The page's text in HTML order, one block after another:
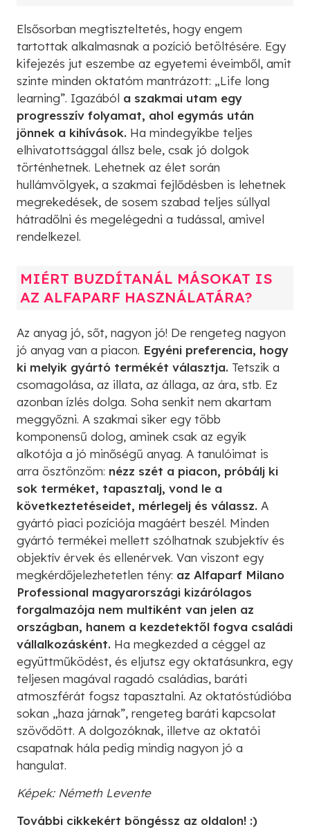
Elsősorban megtiszteltetés, hogy engem
tartottak alkalmasnak a pozíció betöltésére. Egy
kifejezés jut eszembe az egyetemi éveimből, amit
szinte minden oktatóm mantrázott: „Life long
learning”. Igazából a szakmai utam egy
progresszív folyamat, ahol egymás után
jönnek a kihívások. Ha mindegyikbe teljes
elhivatottsággal állsz bele, csak jó dolgok
történhetnek. Lehetnek az élet során
hullámvölgyek, a szakmai fejlődésben is lehetnek
megrekedések, de sosem szabad teljes súllyal
hátradőlni és megelégedni a tudással, amivel
rendelkezel.
MIÉRT BUZDÍTANÁL MÁSOKAT IS
AZ ALFAPARF HASZNÁLATÁRA?
Az anyag jó, sőt, nagyon jó! De rengeteg nagyon
jó anyag van a piacon. Egyéni preferencia, hogy
ki melyik gyártó termékét választja. Tetszik a
csomagolása, az illata, az állaga, az ára, stb. Ez
azonban ízlés dolga. Soha senkit nem akartam
meggyőzni. A szakmai siker egy több
komponensű dolog, aminek csak az egyik
alkotója a jó minőségű anyag. A tanulóimat is
arra ösztönzöm: nézz szét a piacon, próbálj ki
sok terméket, tapasztalj, vond le a
következtetéseidet, mérlegelj és válassz. A
gyártó piaci pozíciója magáért beszél. Minden
gyártó termékei mellett szólhatnak szubjektív és
objektív érvek és ellenérvek. Van viszont egy
megkérdőjelezhetetlen tény: az Alfaparf Milano
Professional magyarországi kizárólagos
forgalmazója nem multiként van jelen az
országban, hanem a kezdetektől fogva családi
vállalkozásként. Ha megkezded a céggel az
együttműködést, és eljutsz egy oktatásunkra, egy
teljesen magával ragadó családias, baráti
atmoszférát fogsz tapasztalni. Az oktatóstúdióba
sokan „haza járnak”, rengeteg baráti kapcsolat
szövődött. A dolgozóknak, illetve az oktatói
csapatnak hála pedig mindig nagyon jó a
hangulat.
Képek: Németh Levente
További cikkekért böngéssz az oldalon! :)